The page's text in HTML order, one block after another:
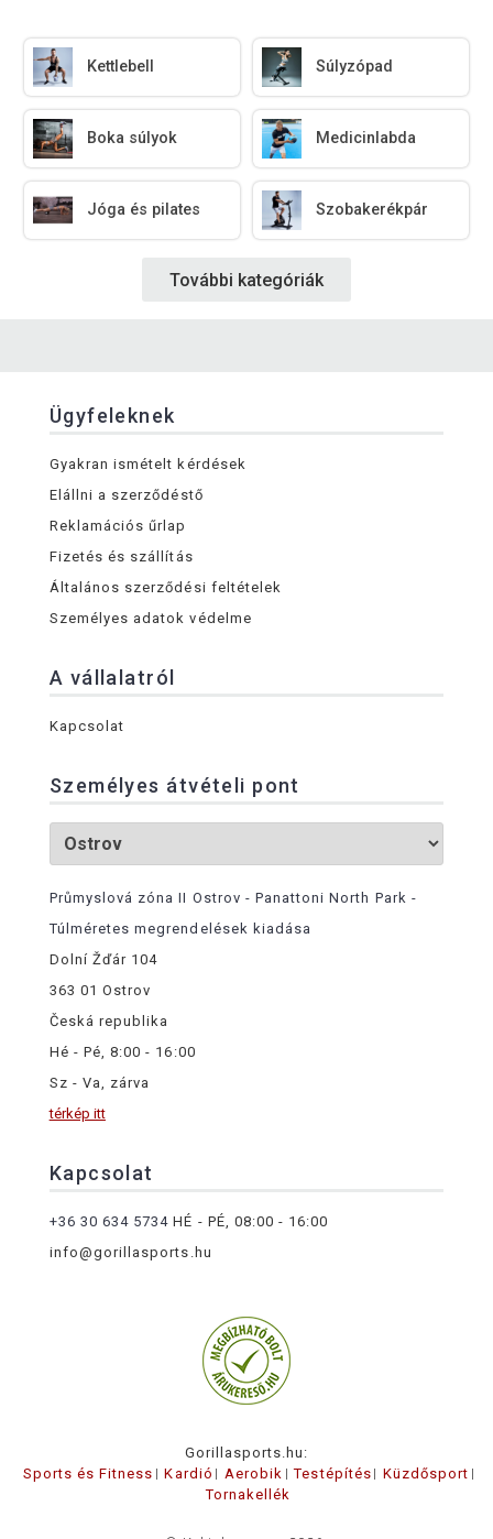
Kettlebell Súlyzópad
Boka súlyok Medicinlabda
Jóga és pilates Szobakerékpár
További kategóriák
Ügyfeleknek
Gyakran ismételt kérdések
Elállni a szerződéstő
Reklamációs űrlap
Fizetés és szállítás
Általános szerződési feltételek
Személyes adatok védelme
A vállalatról
Kapcsolat
Személyes átvételi pont
Průmyslová zóna II Ostrov - Panattoni North Park -
Túlméretes megrendelések kiadása
Dolní Žďár 104
363 01 Ostrov
Česká republika
Hé - Pé, 8:00 - 16:00
Sz - Va, zárva
térkép itt
Kapcsolat
+36 30 634 5734 HÉ - PÉ, 08:00 - 16:00
info@gorillasports.hu
Gorillasports.hu:
Sports és Fitness
Kardió Aerobik Testépítés
Küzdősport
Tornakellék